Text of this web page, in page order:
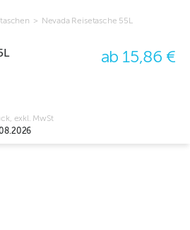
> Nevada Reisetasche 55L
ab 15,86 €
exkl. MwSt